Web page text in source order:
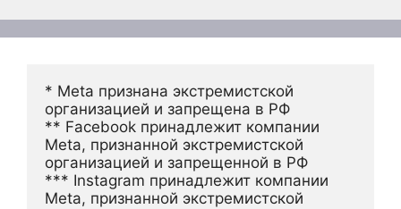
* Meta признана экстремистской
организацией и запрещена в РФ
** Facebook принадлежит компании
Meta, признанной экстремистской
организацией и запрещенной в РФ
*** Instagram принадлежит компании
Meta, признанной экстремистской